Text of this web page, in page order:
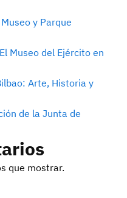
y Parque
Museo del Ejército en
Arte, Historia y
de la Junta de
que mostrar.